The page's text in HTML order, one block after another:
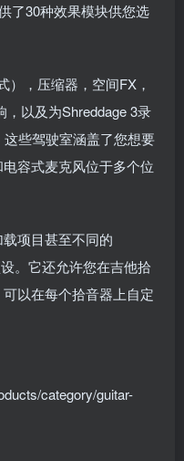
了30种效果模块供您选
），压缩器，空间FX，
以及为Shreddage 3录
些驾驶室涵盖了您想要
容式麦克风位于多个位
项目甚至不同的
。它还允许您在吉他拾
以在每个拾音器上自定
category/guitar-